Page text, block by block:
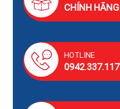
CHÍNH HÃNG
HOTLINE
0942.337.117